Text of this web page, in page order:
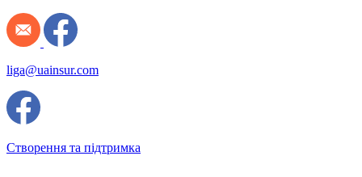
liga@uainsur.com
Створення та підтримка